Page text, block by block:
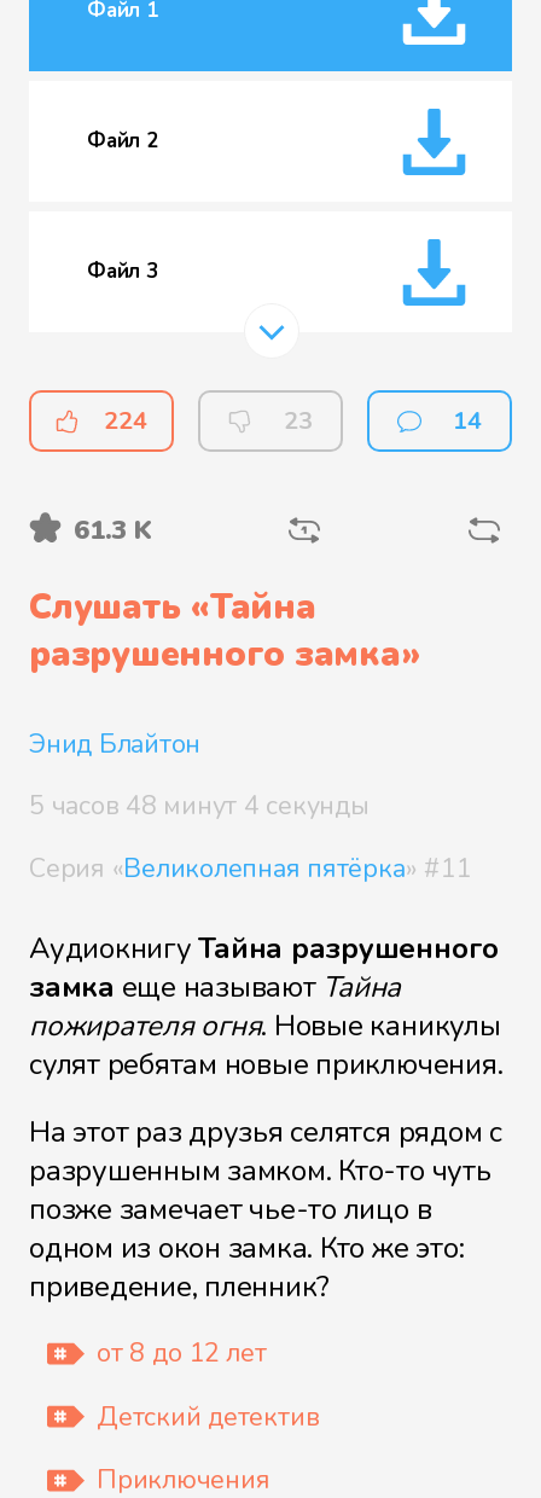
Файл 1
Файл 2
Файл 3
Файл 4
Файл 5
Файл 6
Файл 7
Файл 9
Файл 10
224 23 14
61.3 K
Слушать «Тайна
разрушенного замка»
Энид Блайтон
5 часов 48 минут 4 секунды
Серия «Великолепная пятёрка» #11
АудиокнигуТайна разрушенного
замка еще называют Тайна
пожирателя огня. Новые каникулы
сулят ребятам новые приключения.
На этот раз друзья селятся рядом с
разрушенным замком. Кто-то чуть
позже замечает чье-то лицо в
одном из окон замка. Кто же это:
приведение, пленник?
от 8 до 12 лет
Детский детектив
Приключения